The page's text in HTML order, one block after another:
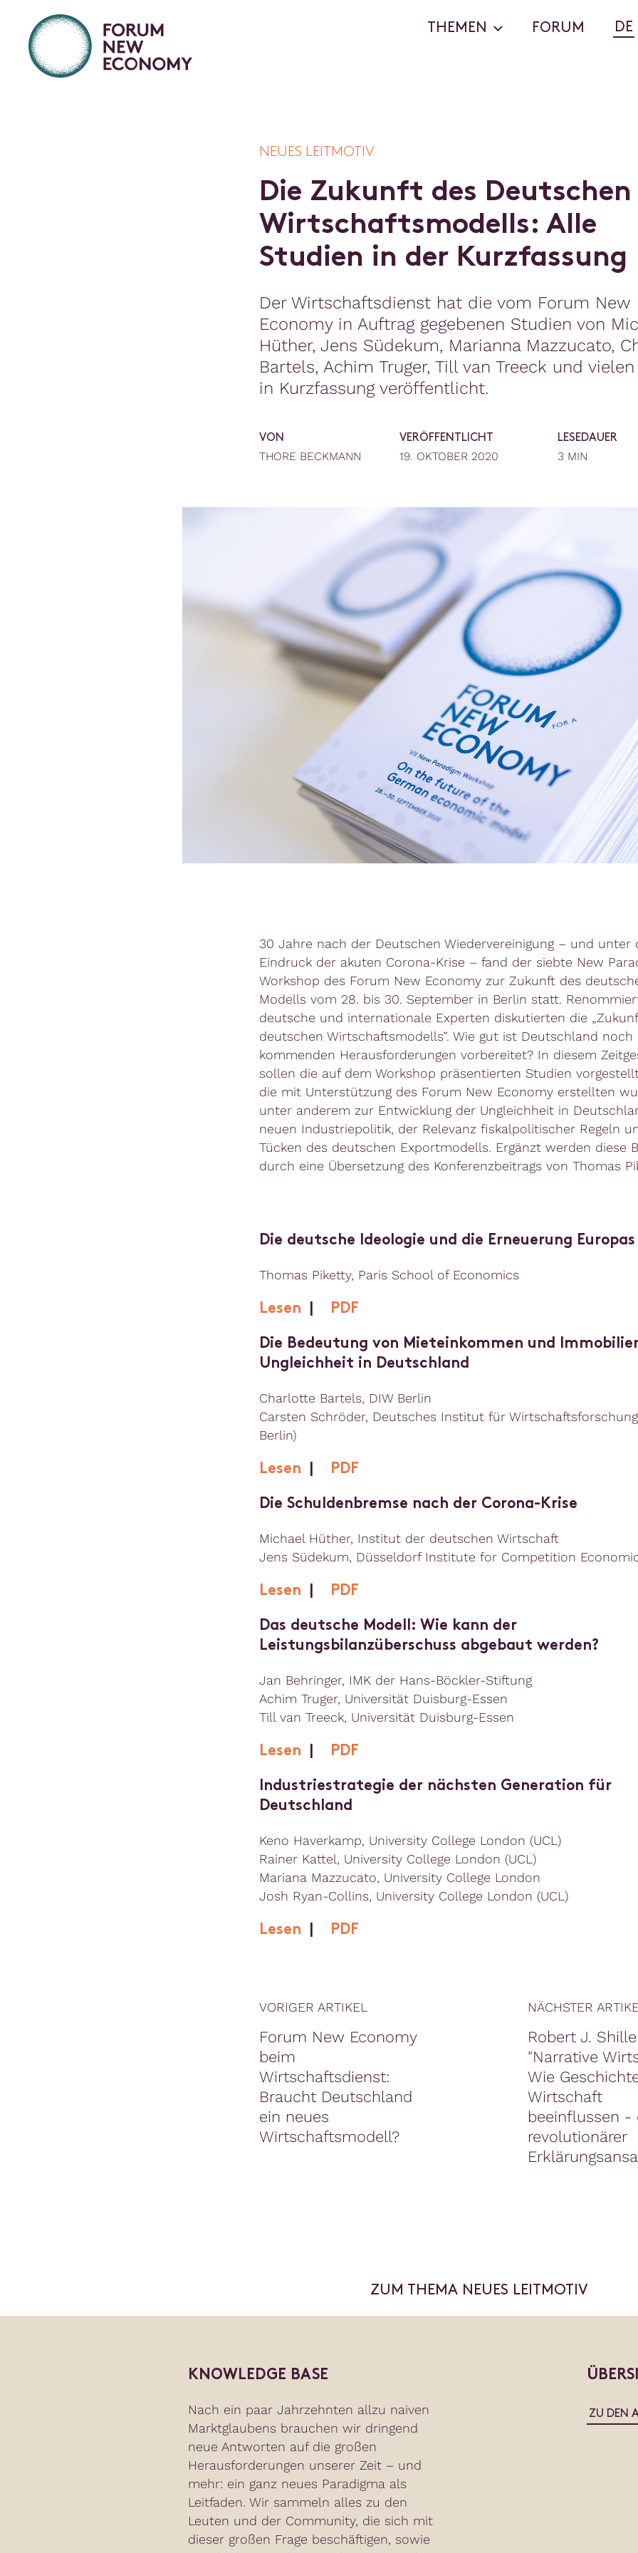
THEMEN FORUM DE
NEUES LEITMOTIV
Die Zukunft des Deutschen
Wirtschaftsmodells: Alle
Studien in der Kurzfassung
Der Wirtschaftsdienst hat die vom Forum New
Economy in Auftrag gegebenen Studien von
Hüther, Jens Südekum, Marianna Mazzucato,
Bartels, Achim Truger, Till van Treeck und
in Kurzfassung veröffentlicht.
VON
THORE BECKMANN
VERÖFFENTLICHT
19. OKTOBER 2020
LESEDAUER
3 MIN
30 Jahre nach der Deutschen Wiedervereinigung – und unter
Eindruck der akuten Corona-Krise – fand der siebte New
Workshop des Forum New Economy zur Zukunft des
Modells vom 28. bis 30. September in Berlin statt.
deutsche und internationale Experten diskutierten die
deutschen Wirtschaftsmodells”. Wie gut ist Deutschland noch
kommenden Herausforderungen vorbereitet? In diesem
sollen die auf dem Workshop präsentierten Studien
die mit Unterstützung des Forum New Economy erstellten
unter anderem zur Entwicklung der Ungleichheit in
neuen Industriepolitik, der Relevanz ﬁskalpolitischer Regeln
Tücken des deutschen Exportmodells. Ergänzt werden diese
durch eine Übersetzung des Konferenzbeitrags von Thomas
Die deutsche Ideologie und die Erneuerung Europas
Thomas Piketty, Paris School of Economics
Lesen PDF
Die Bedeutung von Mieteinkommen und
Ungleichheit in Deutschland
Charlotte Bartels, DIW Berlin
Carsten Schröder, Deutsches Institut für Wirtschaftsforschung
Berlin)
Lesen PDF
Die Schuldenbremse nach der Corona-Krise
Michael Hüther, Institut der deutschen Wirtschaft
Jens Südekum, Düsseldorf Institute for Competition
Lesen PDF
Das deutsche Modell: Wie kann der
Leistungsbilanzüberschuss abgebaut werden?
Jan Behringer, IMK der Hans-Böckler-Stiftung
Achim Truger, Universität Duisburg-Essen
Till van Treeck, Universität Duisburg-Essen
Lesen PDF
Industriestrategie der nächsten Generation für
Deutschland
Keno Haverkamp, University College London (UCL)
Rainer Kattel, University College London (UCL)
Mariana Mazzucato, University College London
Josh Ryan-Collins, University College London (UCL)
Lesen PDF
VORIGER ARTIKEL
Forum New Economy
beim
Wirtschaftsdienst:
Braucht Deutschland
ein neues
Wirtschaftsmodell?
NÄCHSTER
Robert J.
"Narrative
Wie
Wirtschaft
beeinflussen -
revolutionärer
ZUM THEMA NEUES LEITMOTIV
KNOWLEDGE BASE
Nach ein paar Jahrzehnten allzu naiven
Marktglaubens brauchen wir dringend
neue Antworten auf die großen
Herausforderungen unserer Zeit – und
mehr: ein ganz neues Paradigma als
Leitfaden. Wir sammeln alles zu den
Leuten und der Community, die sich mit
dieser großen Frage beschäftigen, sowie
ZU DEN